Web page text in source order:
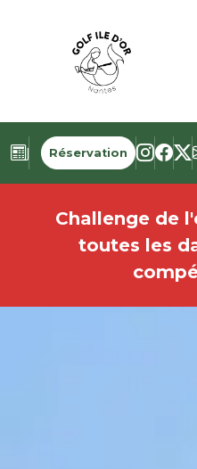
Réservation
Challenge de
toutes les